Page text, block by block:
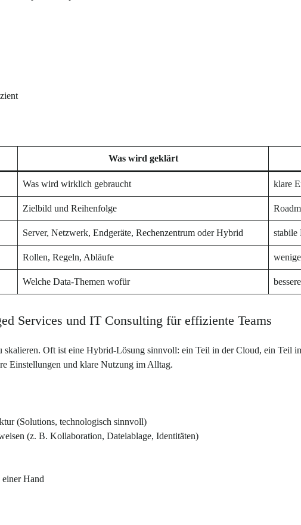
Was wird geklärt
Was wird wirklich gebraucht klare
Zielbild und Reihenfolge
Server, Netzwerk, Endgeräte, Rechenzentrum oder Hybrid stabile
Rollen, Regeln, Abläufe
Welche Data-Themen wofür
Services und IT Consulting für effiziente Teams
Oft ist eine Hybrid-Lösung sinnvoll: ein Teil in der Cloud, ein Teil
Einstellungen und klare Nutzung im Alltag.
(Solutions, technologisch sinnvoll)
(z. B. Kollaboration, Dateiablage, Identitäten)
Hand